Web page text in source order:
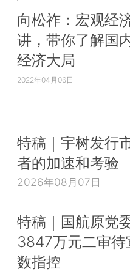
向松祚：宏观经
讲，带你了解国
经济大局
2022年04月06日
特稿｜宇树发行
者的加速和考验
2026年08月07日
特稿｜国航原党
3847万元二审待
数指控